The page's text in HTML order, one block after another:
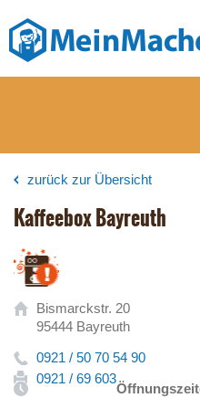
zurück zur Übersicht
Kaffeebox Bayreuth
Bismarckstr. 20
95444 Bayreuth
0921 / 50 70 54 90
0921 / 69 603